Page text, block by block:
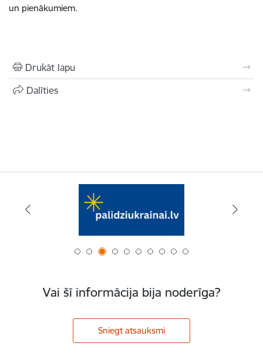
un pienākumiem.
Drukāt lapu
Dalīties
Vai šī informācija bija noderīga?
Sniegt atsauksmi